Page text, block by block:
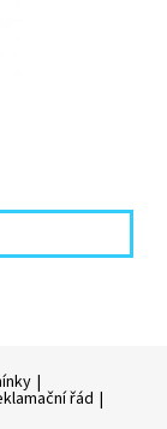
|
řád |